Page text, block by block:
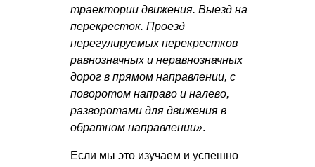
траектории движения. Выезд на
перекресток. Проезд
нерегулируемых перекрестков
равнозначных и неравнозначных
дорог в прямом направлении, с
поворотом направо и налево,
разворотами для движения в
обратном направлении».
Если мы это изучаем и успешно